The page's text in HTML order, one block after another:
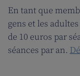
En tant que
gens et les
de 10 euros par
séances par an.